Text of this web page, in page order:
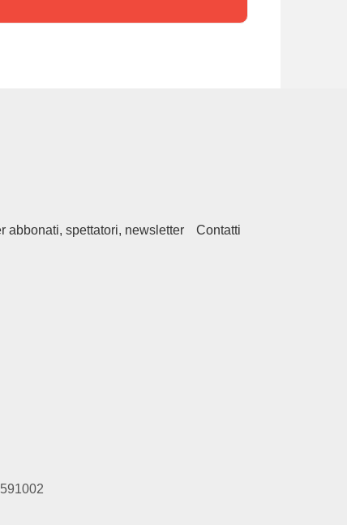
abbonati, spettatori, newsletter Contatti